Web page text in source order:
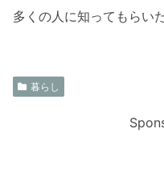
多くの人に知ってもらい
暮らし